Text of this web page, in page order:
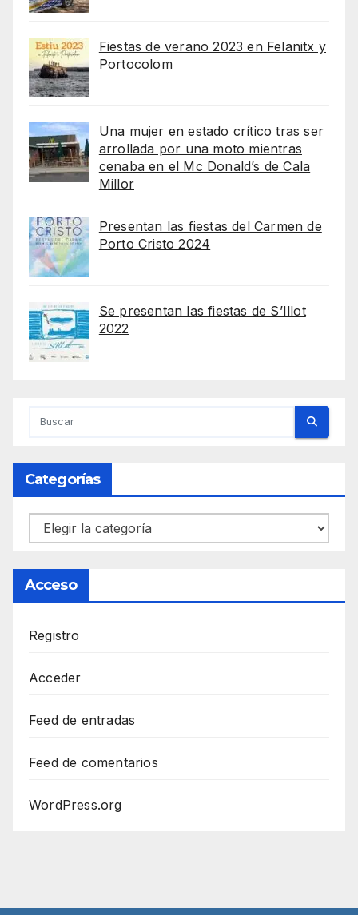
Fiestas de verano 2023 en Felanitx y
Portocolom
Una mujer en estado crítico tras ser
arrollada por una moto mientras
cenaba en el Mc Donald’s de Cala
Millor
Presentan las fiestas del Carmen de
Porto Cristo 2024
Se presentan las fiestas de S’Illot
2022
Categorías
Categorías
Acceso
Registro
Acceder
Feed de entradas
Feed de comentarios
WordPress.org